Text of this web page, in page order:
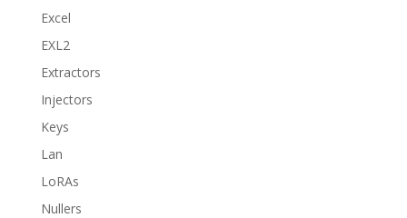
Excel
EXL2
Extractors
Injectors
Keys
Lan
LoRAs
Nullers